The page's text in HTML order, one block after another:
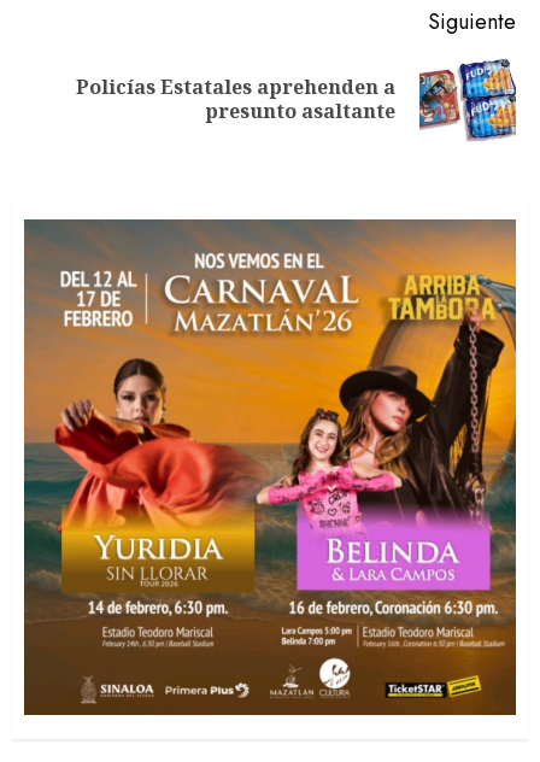
Siguiente
Siguiente
Policías Estatales aprehenden a
presunto asaltante